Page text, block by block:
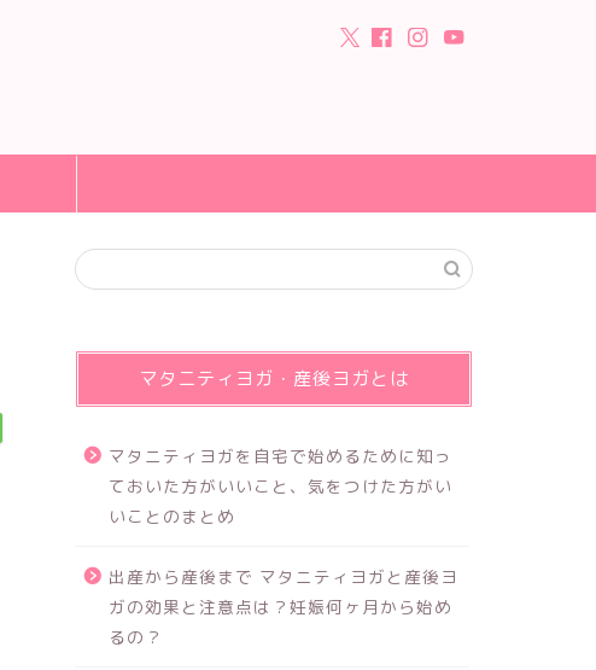
マタニティヨガ・産後ヨガとは
マタニティヨガを自宅で始めるために知っ
ておいた方がいいこと、気をつけた方がい
いことのまとめ
出産から産後まで マタニティヨガと産後ヨ
ガの効果と注意点は？妊娠何ヶ月から始め
るの？